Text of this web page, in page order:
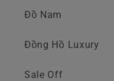
Đồ Nam
Đồng Hồ Luxury
Sale Off